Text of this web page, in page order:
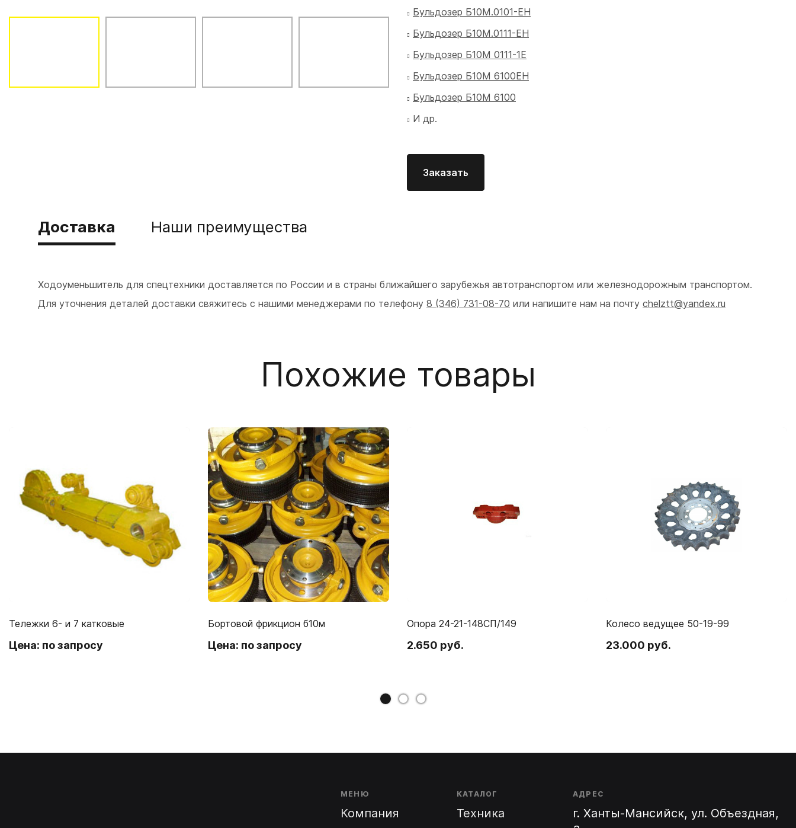
Бульдозер Б10М.0101-ЕН
Бульдозер Б10М.0111-ЕН
Бульдозер Б10М 0111-1Е
Бульдозер Б10М 6100ЕН
Бульдозер Б10М 6100
И др.
Заказать
Доставка Наши преимущества
Ходоуменьшитель для спецтехники доставляется по России и в страны ближайшего зарубежья автотранспортом или железнодорожным транспортом.
Для уточнения деталей доставки свяжитесь с нашими менеджерами по телефону 8 (346) 731-08-70 или напишите нам на почту chelztt@yandex.ru
Похожие товары
Тележки 6- и 7 катковые
Цена: по запросу
Бортовой фрикцион б10м
Цена: по запросу
Опора 24-21-148СП/149
2.650 руб.
Колесо ведущее 50-19-99
23.000 руб.
МЕНЮ
Компания
КАТАЛОГ
Техника
АДРЕС
г. Ханты-Мансийск, ул. Объездная,